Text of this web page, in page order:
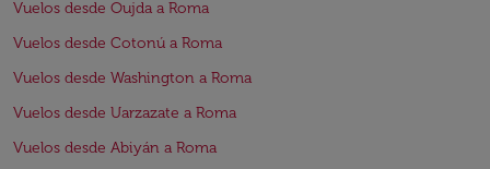
Vuelos desde Oujda a Roma
Vuelos desde Cotonú a Roma
Vuelos desde Washington a Roma
Vuelos desde Uarzazate a Roma
Vuelos desde Abiyán a Roma